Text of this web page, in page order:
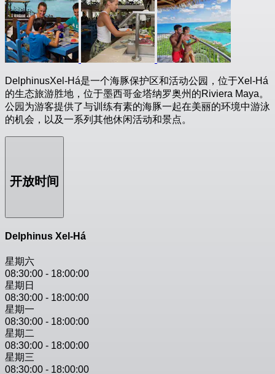
DelphinusXel-Há是一个海豚保护区和活动公园，位于Xel-Há
的生态旅游胜地，位于墨西哥金塔纳罗奥州的Riviera Maya。
公园为游客提供了与训练有素的海豚一起在美丽的环境中游泳
的机会，以及一系列其他休闲活动和景点。
开放时间
Delphinus Xel-Há
星期六
08:30:00 - 18:00:00
星期日
08:30:00 - 18:00:00
星期一
08:30:00 - 18:00:00
星期二
08:30:00 - 18:00:00
星期三
08:30:00 - 18:00:00